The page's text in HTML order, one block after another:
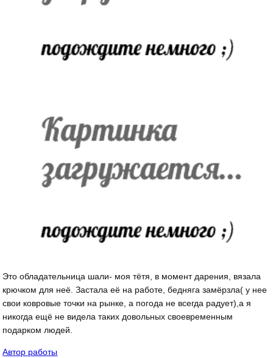
Это обладательница шали- моя тётя, в момент дарения, вязала
крючком для неё. Застала её на работе, бедняга замёрзла( у нее
свои ковровые точки на рынке, а погода не всегда радует),а я
никогда ещё не видела таких довольных своевременным
подарком людей.
Автор работы